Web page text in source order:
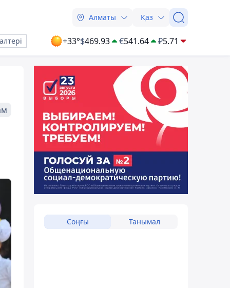
Алматы Қаз
+33°$469.93 €541.64 ₽5.71
Соңғы Танымал